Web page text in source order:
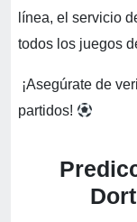
línea, el servicio
todos los juegos
¡Asegúrate de
partidos!